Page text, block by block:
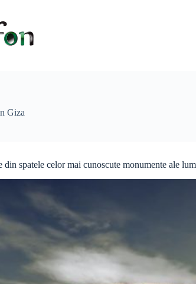
Giza
din spatele celor mai cunoscute monumente ale